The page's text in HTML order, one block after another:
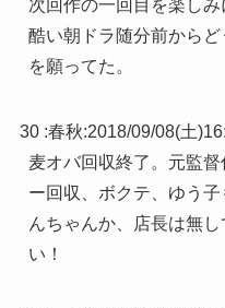
次回作の一回目を楽し
酷い朝ドラ随分前から
を願ってた。
30 :春秋:2018/09/08(土
麦オバ回収終了。元監
ー回収、ボクテ、ゆう
んちゃんか、店長は無
い！